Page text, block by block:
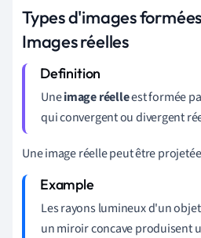
Types d'images
Images réelles
Uneimage réelleest formée
qui convergent ou divergent
Une image réelle peut être
Les rayons lumineux d'un
un miroir concave produisent